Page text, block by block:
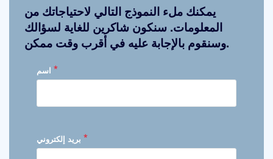
يمكنك ملء النموذج التالي لاحتياجاتك من
المعلومات. سنكون شاكرين للغاية لسؤالك
وسنقوم بالإجابة عليه في أقرب وقت ممكن.
*
*